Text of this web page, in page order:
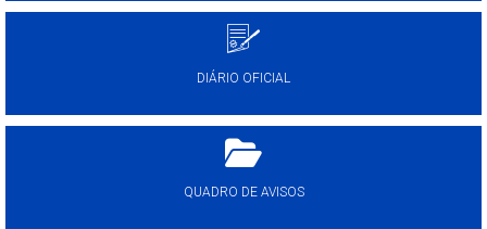
DIÁRIO OFICIAL
QUADRO DE AVISOS